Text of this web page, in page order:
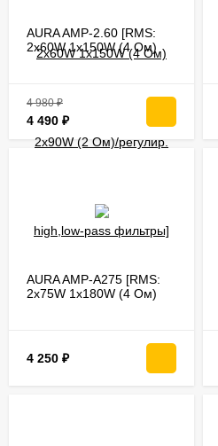
AURA AMP-2.60 [RMS:
2x60W 1x150W (4 Ом)
2x90W (2 Ом)/регулир.
4 980₽
4 490 ₽
AURA AMP-A275 [RMS:
2x75W 1x180W (4 Ом)
4 250 ₽